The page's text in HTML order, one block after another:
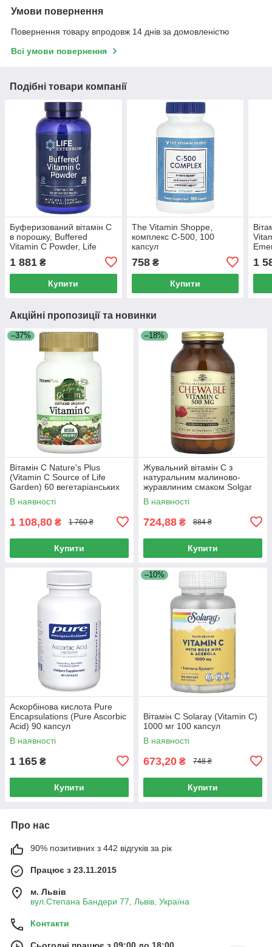
Умови повернення
Повернення товару впродовж 14 днів за домовленістю
Всі умови повернення
Подібні товари компанії
Буферизований вітамін C
в порошку, Buffered
Vitamin C Powder, Life
Extension, 16 унцій (454 г)
1 881 ₴
Купити
The Vitamin Shoppe,
комплекс C-500, 100
капсул
758₴
Купити
1
Акційні пропозиції та новинки
–37%
Вітамін С Nature's Plus
(Vitamin C Source of Life
Garden) 60 вегетаріанських
капсул
В наявності
1 108,80 ₴ 1 760 ₴
Купити
–18%
Жувальний вітамін C з
натуральним малиново-
журавлиним смаком Solgar
(Chewable Vitamin C) 500 мг
90 жувальних таблеток
В наявності
724,88 ₴ 884 ₴
Купити
Аскорбінова кислота Pure
Encapsulations (Pure Ascorbic
Acid) 90 капсул
В наявності
1 165 ₴
Купити
–10%
Вітамін С Solaray (Vitamin C)
1000 мг 100 капсул
В наявності
673,20 ₴ 748 ₴
Купити
Про нас
90% позитивних з 442 відгуків за рік
Працює з 23.11.2015
м. Львів
вул.Степана Бандери 77, Львів, Україна
Контакти